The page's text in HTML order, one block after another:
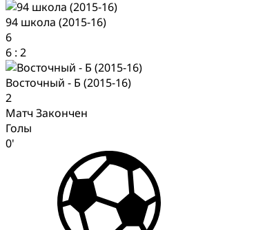
94 школа (2015-16)
6
6 : 2
Восточный - Б (2015-16)
2
Матч Закончен
Голы
0'